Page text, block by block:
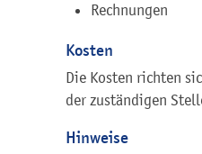
Rechnungen
Kosten
Die Kosten richten
der zuständigen
Hinweise